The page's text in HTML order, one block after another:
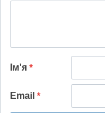
Ім'я *
Email *